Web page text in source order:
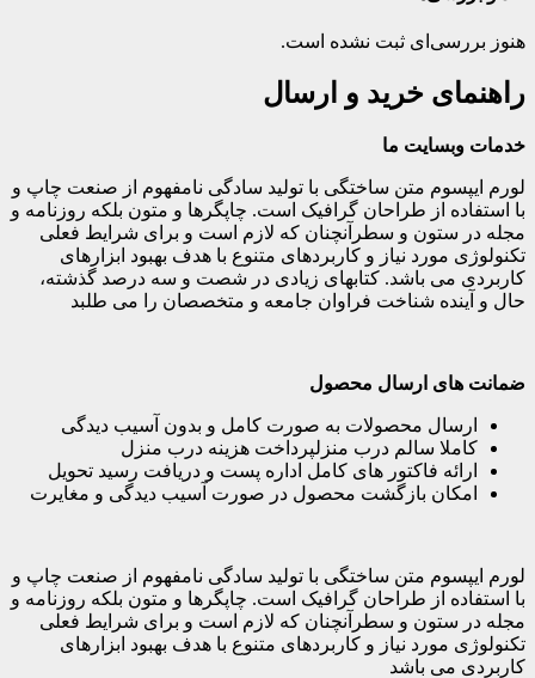
هنوز بررسی‌ای ثبت نشده است.
راهنمای خرید و ارسال
خدمات وبسایت ما
لورم ایپسوم متن ساختگی با تولید سادگی نامفهوم از صنعت چاپ و
با استفاده از طراحان گرافیک است. چاپگرها و متون بلکه روزنامه و
مجله در ستون و سطرآنچنان که لازم است و برای شرایط فعلی
تکنولوژی مورد نیاز و کاربردهای متنوع با هدف بهبود ابزارهای
کاربردی می باشد. کتابهای زیادی در شصت و سه درصد گذشته،
حال و آینده شناخت فراوان جامعه و متخصصان را می طلبد
ضمانت های ارسال محصول
ارسال محصولات به صورت کامل و بدون آسیب دیدگی
کاملا سالم درب منزلپرداخت هزینه درب منزل
ارائه فاکتور های کامل اداره پست و دریافت رسید تحویل
امکان بازگشت محصول در صورت آسیب دیدگی و مغایرت
لورم ایپسوم متن ساختگی با تولید سادگی نامفهوم از صنعت چاپ و
با استفاده از طراحان گرافیک است. چاپگرها و متون بلکه روزنامه و
مجله در ستون و سطرآنچنان که لازم است و برای شرایط فعلی
تکنولوژی مورد نیاز و کاربردهای متنوع با هدف بهبود ابزارهای
کاربردی می باشد